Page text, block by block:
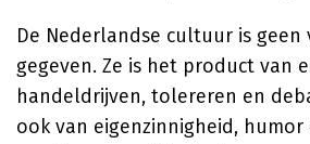
De Nederlandse cultuur is geen
gegeven. Ze is het product van
handeldrijven, tolereren en
ook van eigenzinnigheid,